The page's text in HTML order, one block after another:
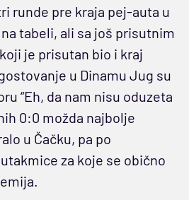
runde pre kraja pej-auta u
tabeli, ali sa još prisutnim
je prisutan bio i kraj
u Dinamu Jug su
“Eh, da nam nisu oduzeta
0:0 možda najbolje
u Čačku, pa po
za koje se obično